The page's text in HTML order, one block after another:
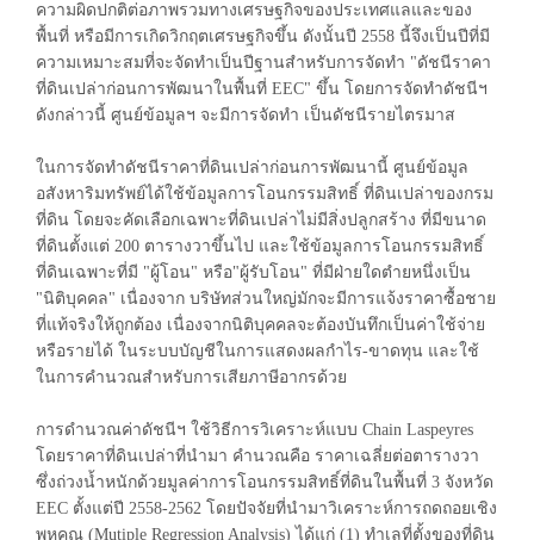
ความผิดปกติต่อภาพรวมทางเศรษฐกิจของประเทศแลและของ
พื้นที่ หรือมีการเกิดวิกฤตเศรษฐกิจขึ้น ดังนั้นปี 2558 นี้จึงเป็นปีที่มี
ความเหมาะสมที่จะจัดทำเป็นปีฐานสำหรับการจัดทำ "ดัชนีราคา
ที่ดินเปล่าก่อนการพัฒนาในพื้นที่ EEC" ขึ้น โดยการจัดทำดัชนีฯ
ดังกล่าวนี้ ศูนย์ข้อมูลฯ จะมีการจัดทำ เป็นดัชนีรายไตรมาส
ในการจัดทำดัชนีราคาที่ดินเปล่าก่อนการพัฒนานี้ ศูนย์ข้อมูล
อสังหาริมทรัพย์ได้ใช้ข้อมูลการโอนกรรมสิทธิ์ ที่ดินเปล่าของกรม
ที่ดิน โดยจะคัดเลือกเฉพาะที่ดินเปล่าไม่มีสิ่งปลูกสร้าง ที่มีขนาด
ที่ดินตั้งแต่ 200 ตารางวาขึ้นไป และใช้ข้อมูลการโอนกรรมสิทธิ์
ที่ดินเฉพาะที่มี "ผู้โอน" หรือ"ผู้รับโอน" ที่มีฝ่ายใดตำยหนึ่งเป็น
"นิติบุคคล" เนื่องจาก บริษัทส่วนใหญ่มักจะมีการแจ้งราคาซื้อชาย
ที่แท้จริงให้ถูกต้อง เนื่องจากนิติบุคคลจะต้องบันทึกเป็นค่าใช้จ่าย
หรือรายได้ ในระบบบัญชีในการแสดงผลกำไร-ขาดทุน และใช้
ในการคำนวณสำหรับการเสียภาษีอากรด้วย
การดำนวณค่าดัชนีฯ ใช้วิธีการวิเคราะห์แบบ Chain Laspeyres
โดยราคาที่ดินเปล่าที่นำมา คำนวณคือ ราคาเฉลี่ยต่อตารางวา
ซึ่งถ่วงน้ำหนักด้วยมูลค่าการโอนกรรมสิทธิ์ที่ดินในพื้นที่ 3 จังหวัด
EEC ตั้งแต่ปี 2558-2562 โดยปัจจัยที่นำมาวิเคราะห์การถดถอยเชิง
พหุคูณ (Mutiple Regression Analysis) ได้แก่ (1) ทำเลที่ตั้งของที่ดิน